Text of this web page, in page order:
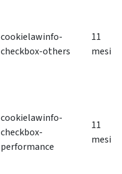
cookielawinfo-
checkbox-others
11
mesi
cookielawinfo-
checkbox-
performance
11
mesi